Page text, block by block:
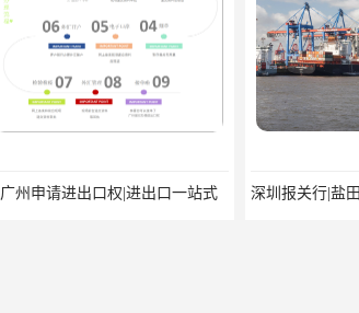
广州申请进出口权|进出口一站式